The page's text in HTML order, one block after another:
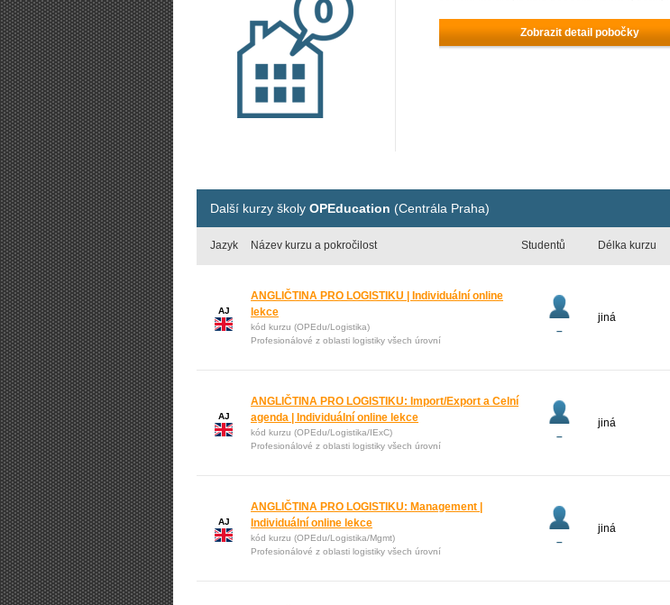
Zobrazit detail pobočky
Další kurzy školy OPEducation (Centrála Praha)
Jazyk Název kurzu a pokročilost Studentů Délka kurzu
AJ
ANGLIČTINA PRO LOGISTIKU | Individuální online
lekce
kód kurzu (OPEdu/Logistika)
Profesionálové z oblasti logistiky všech úrovní
–
jiná
AJ
ANGLIČTINA PRO LOGISTIKU: Import/Export a Celní
agenda | Individuální online lekce
kód kurzu (OPEdu/Logistika/IExC)
Profesionálové z oblasti logistiky všech úrovní
–
jiná
AJ
ANGLIČTINA PRO LOGISTIKU: Management |
Individuální online lekce
kód kurzu (OPEdu/Logistika/Mgmt)
Profesionálové z oblasti logistiky všech úrovní
–
jiná